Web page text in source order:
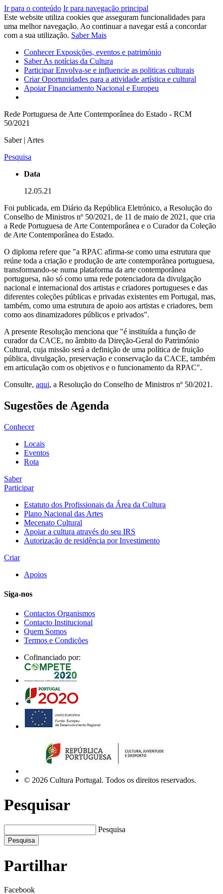
Ir para o conteúdo Ir para navegação principal
Este website utiliza cookies que asseguram funcionalidades para
uma melhor navegação. Ao continuar a navegar está a concordar
com a sua utilização. Saber Mais
ConhecerExposições, eventos e património
SaberAs notícias da Cultura
ParticiparEnvolva-se e influencie as politicas culturais
CriarOportunidades para a atividade artística e cultural
ApoiarFinanciamento Nacional e Europeu
Rede Portuguesa de Arte Contemporânea do Estado - RCM
50/2021
Saber | Artes
Pesquisa
Data
12.05.21
Foi publicada, em Diário da República Eletrónico, a Resolução do
Conselho de Ministros nº 50/2021, de 11 de maio de 2021, que cria
a Rede Portuguesa de Arte Contemporânea e o Curador da Coleção
de Arte Contemporânea do Estado.
O diploma refere que "a RPAC afirma-se como uma estrutura que
reúne toda a criação e produção de arte contemporânea portuguesa,
transformando-se numa plataforma da arte contemporânea
portuguesa, não só como uma rede potenciadora da divulgação
nacional e internacional dos artistas e criadores portugueses e das
diferentes coleções públicas e privadas existentes em Portugal, mas,
também, como uma estrutura de apoio aos artistas e criadores, bem
como aos dinamizadores públicos e privados".
A presente Resolução menciona que "é instituída a função de
curador da CACE, no âmbito da Direção-Geral do Património
Cultural, cuja missão será a definição de uma política de fruição
pública, divulgação, preservação e conservação da CACE, também
em articulação com os objetivos e o funcionamento da RPAC".
Consulte, aqui, a Resolução do Conselho de Ministros nº 50/2021.
Sugestões de Agenda
Conhecer
Locais
Eventos
Rota
Saber
Participar
Estatuto dos Profissionais da Área da Cultura
Plano Nacional das Artes
Mecenato Cultural
Apoiar a cultura através do seu IRS
Autorização de residência por Investimento
Criar
Apoios
Siga-nos
Contactos Organismos
Contacto Institucional
Quem Somos
Termos e Condições
Cofinanciado por:
© 2026 Cultura Portugal. Todos os direitos reservados.
Pesquisar
Pesquisa
Pesquisa
Partilhar
Facebook